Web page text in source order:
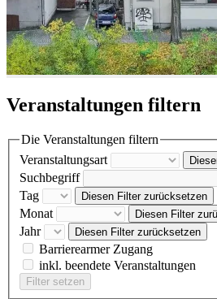
Veranstaltungen filtern
Die Veranstaltungen filtern
Veranstaltungsart
Suchbegriff
Tag Diesen Filter zurücksetzen
Monat Diesen Filter
Jahr Diesen Filter zurücksetzen
Barrierearmer Zugang
inkl. beendete Veranstaltungen
Filter setzen